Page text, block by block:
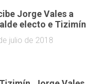
Jorge Vales a
electo e Tizimín
julio de 2018